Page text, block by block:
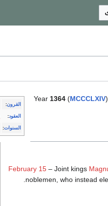
القرون:
العقود:
السنوات:
Year 1364 (MCCCLXIV
February 15– Joint kings
noblemen, who instead